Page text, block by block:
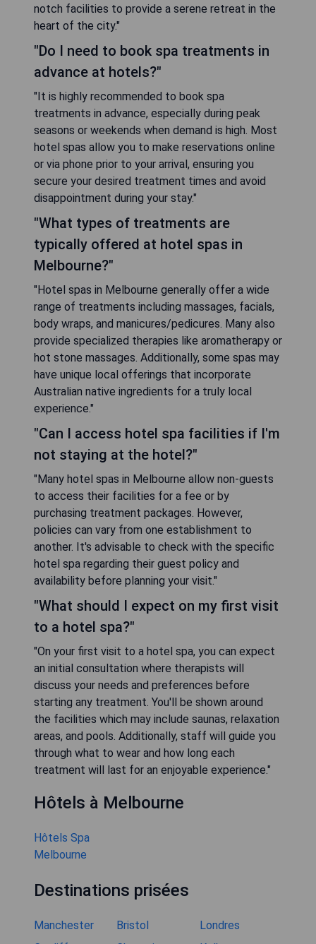
notch facilities to provide a serene retreat in the
heart of the city."
"Do I need to book spa treatments in
advance at hotels?"
"It is highly recommended to book spa
treatments in advance, especially during peak
seasons or weekends when demand is high. Most
hotel spas allow you to make reservations online
or via phone prior to your arrival, ensuring you
secure your desired treatment times and avoid
disappointment during your stay."
"What types of treatments are
typically offered at hotel spas in
Melbourne?"
"Hotel spas in Melbourne generally offer a wide
range of treatments including massages, facials,
body wraps, and manicures/pedicures. Many also
provide specialized therapies like aromatherapy or
hot stone massages. Additionally, some spas may
have unique local offerings that incorporate
Australian native ingredients for a truly local
experience."
"Can I access hotel spa facilities if I'm
not staying at the hotel?"
"Many hotel spas in Melbourne allow non-guests
to access their facilities for a fee or by
purchasing treatment packages. However,
policies can vary from one establishment to
another. It's advisable to check with the specific
hotel spa regarding their guest policy and
availability before planning your visit."
"What should I expect on my first visit
to a hotel spa?"
"On your first visit to a hotel spa, you can expect
an initial consultation where therapists will
discuss your needs and preferences before
starting any treatment. You'll be shown around
the facilities which may include saunas, relaxation
areas, and pools. Additionally, staff will guide you
through what to wear and how long each
treatment will last for an enjoyable experience."
Hôtels à Melbourne
Hôtels Spa
Melbourne
Destinations prisées
Manchester Bristol
Londres